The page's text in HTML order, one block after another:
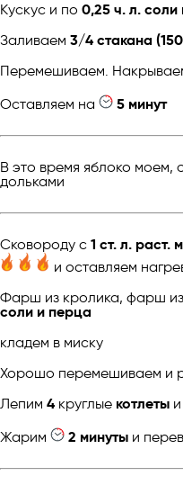
Кускус и по 0,25 ч. л.
Заливаем 3/4 стакана
Перемешиваем.
Оставляем на
5 минут
В это время яблоко моем,
дольками
Cковороду с 1 ст. л. раст.
и оставляем
Фарш из кролика, фарш
соли и перца
кладем в миску
Хорошо перемешиваем и
Лепим 4 круглые котлеты
Жарим
2 минуты и